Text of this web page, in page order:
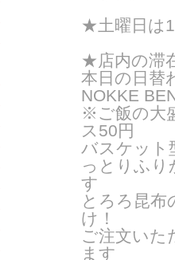
★土曜日は
★店内の滞
本日の日替
NOKKE
※ご飯の大
ス50円
バスケット
っとりふり
す
とろろ昆布
け！
ご注文いた
ま す